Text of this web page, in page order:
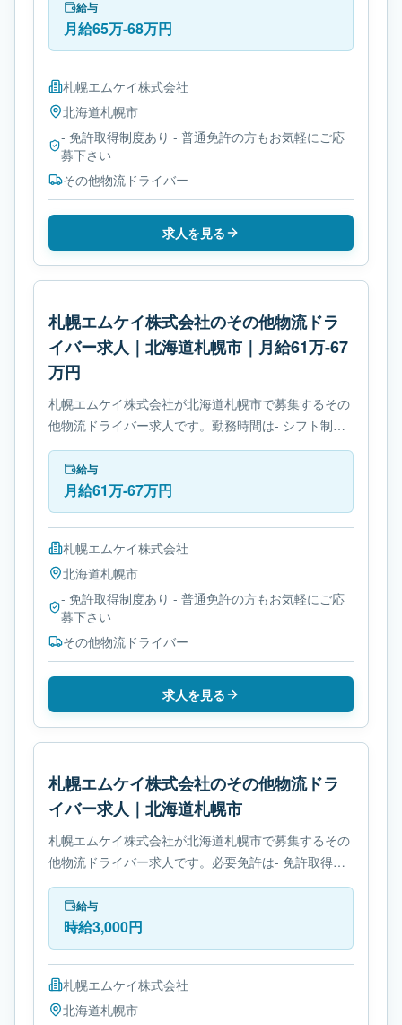
給与
月給65万-68万円
札幌エムケイ株式会社
北海道札幌市
- 免許取得制度あり - 普通免許の方もお気軽にご応
募下さい
その他物流ドライバー
求人を見る
札幌エムケイ株式会社のその他物流ドラ
イバー求人｜北海道札幌市｜月給61万-67
万円
札幌エムケイ株式会社が北海道札幌市で募集するその
他物流ドライバー求人です。勤務時間は- シフト制で
す。必要免許は- 免許取得制度ありです。
給与
月給61万-67万円
札幌エムケイ株式会社
北海道札幌市
- 免許取得制度あり - 普通免許の方もお気軽にご応
募下さい
その他物流ドライバー
求人を見る
札幌エムケイ株式会社のその他物流ドラ
イバー求人｜北海道札幌市
札幌エムケイ株式会社が北海道札幌市で募集するその
他物流ドライバー求人です。必要免許は- 免許取得制
度ありです。
給与
時給3,000円
札幌エムケイ株式会社
北海道札幌市